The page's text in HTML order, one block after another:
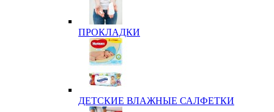
ПРОКЛАДКИ
ДЕТСКИЕ ВЛАЖНЫЕ САЛФЕТКИ